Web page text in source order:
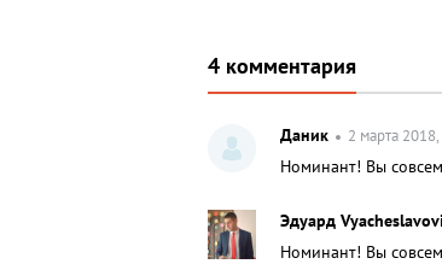
4 комментария
Даник 2 марта
Номинант! Вы
Эдуард
Номинант! Вы